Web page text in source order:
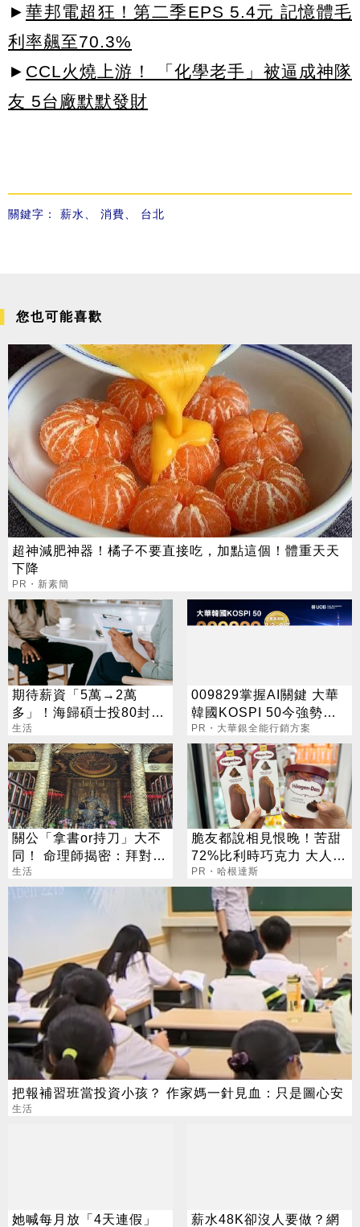
► 華邦電超狂！第二季EPS 5.4元 記憶體毛
利率飆至70.3%
► CCL火燒上游！ 「化學老手」被逼成神隊
友 5台廠默默發財
關鍵字： 薪水 消費 台北
您也可能喜歡
超神減肥神器！橘子不要直接吃，加點這個！體重天天
下降
PR・新素簡
期待薪資「5萬→2萬
多」！海歸碩士投80封履
歷沒上岸：連香蕉都不給
生活
009829掌握AI關鍵 大華
韓國KOSPI 50今強勢開
募
PR・大華銀全能行銷方案
關公「拿書or持刀」大不
同！ 命理師揭密：拜對大
加分、拜錯恐虧本
生活
脆友都說相見恨晚！苦甜
72%比利時巧克力 大人味
爆紅！
PR・哈根達斯
把報補習班當投資小孩？ 作家媽一針見血：只是圖心安
生活
她喊每月放「4天連假」
薪水48K卻沒人要做？網